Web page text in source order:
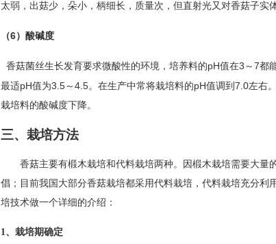
太弱，出菇少，朵小，柄细长，质量次，但直射光又对香菇子实
（6）酸碱度
香菇菌丝生长发育要求微酸性的环境，培养料的pH值在3 ～ 7都
最适pH值为3.5 ～ 4.5。在生产中常将栽培料的pH值调到 7.0左右
栽培料的酸碱度下降。
三、栽培方法
香菇主要有椴木栽培和代料栽培两种。因椴木栽培需要大
倡；目前我国大部分香菇栽培都采用代料栽培，代料栽培充分
培技术做一个详细的介绍：
1、 栽培期确定